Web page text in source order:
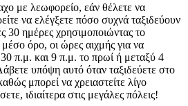
με λεωφορείο, εάν θέλετε να
να ελέγξετε πόσο συχνά ταξιδεύουν
30 ημέρες χρησιμοποιώντας το
όρο, οι ώρες αιχμής για να
π.μ. και 9 π.μ. το πρωί ή μεταξύ 4
υπόψη αυτό όταν ταξιδεύετε στο
μπορεί να χρειαστείτε λίγο
ιδιαίτερα στις μεγάλες πόλεις!